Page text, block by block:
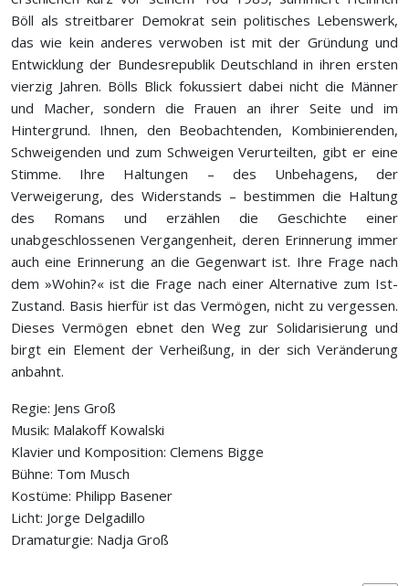
Böll als streitbarer Demokrat sein politisches Lebenswerk,
das wie kein anderes verwoben ist mit der Gründung und
Entwicklung der Bundesrepublik Deutschland in ihren ersten
vierzig Jahren. Bölls Blick fokussiert dabei nicht die Männer
und Macher, sondern die Frauen an ihrer Seite und im
Hintergrund. Ihnen, den Beobachtenden, Kombinierenden,
Schweigenden und zum Schweigen Verurteilten, gibt er eine
Stimme. Ihre Haltungen – des Unbehagens, der
Verweigerung, des Widerstands – bestimmen die Haltung
des Romans und erzählen die Geschichte einer
unabgeschlossenen Vergangenheit, deren Erinnerung immer
auch eine Erinnerung an die Gegenwart ist. Ihre Frage nach
dem »Wohin?« ist die Frage nach einer Alternative zum Ist-
Zustand. Basis hierfür ist das Vermögen, nicht zu vergessen.
Dieses Vermögen ebnet den Weg zur Solidarisierung und
birgt ein Element der Verheißung, in der sich Veränderung
anbahnt.
Regie: Jens Groß
Musik: Malakoff Kowalski
Klavier und Komposition: Clemens Bigge
Bühne: Tom Musch
Kostüme: Philipp Basener
Licht: Jorge Delgadillo
Dramaturgie: Nadja Groß